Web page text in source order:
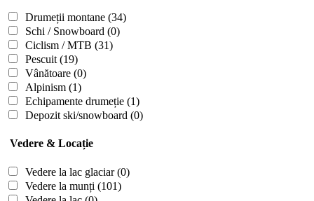
Drumeții montane (34)
Schi / Snowboard (0)
Ciclism / MTB (31)
Pescuit(19)
Vânătoare (0)
Alpinism (1)
Echipamente drumeție (1)
Depozit ski/snowboard (0)
Vedere & Locație
Vedere la lac glaciar(0)
Vedere la munți (101)